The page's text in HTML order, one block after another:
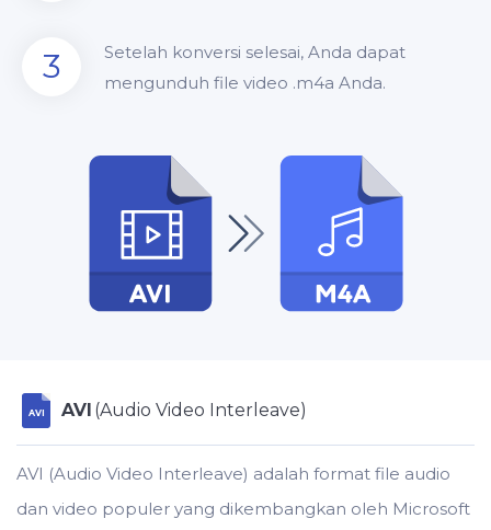
3
Setelah konversi selesai, Anda dapat
mengunduh file video .m4a Anda.
AVI AVI (Audio Video Interleave)
AVI (Audio Video Interleave) adalah format file audio
dan video populer yang dikembangkan oleh Microsoft